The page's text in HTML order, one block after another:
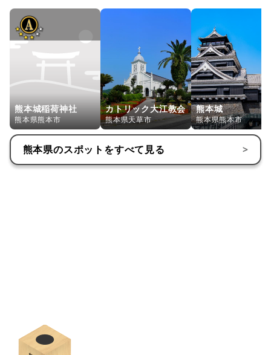
熊本城稲荷神社
熊本県熊本市
カトリック大江教会
熊本県天草市
熊本城
熊本県熊本市
熊本県のスポットをすべて見る >